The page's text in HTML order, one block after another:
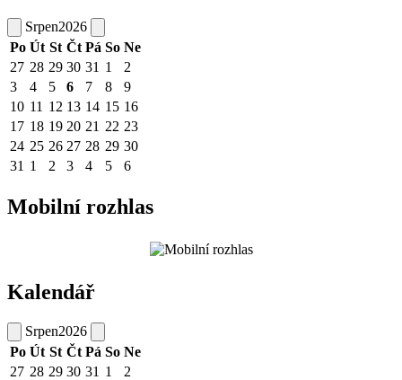
Srpen2026
Po Út St Čt Pá So Ne
27 28 29 30 31 1
2
3
4 5 6 7 8
9
10 11 12 13 14 15 16
17 18 19 20 21 22 23
24 25 26 27 28 29 30
31 1 2 3 4 5 6
Mobilní rozhlas
Kalendář
Srpen2026
Po Út St Čt Pá So Ne
27 28 29 30 31 1
2